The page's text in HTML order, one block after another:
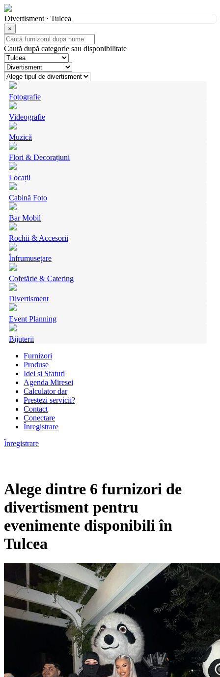
Divertisment · Tulcea
×
Caută după categorie sau disponibilitate
Fotografie
Videografie
Muzică
Flori & Decorațiuni
Locații
Cabină Foto
Bar Mobil
Rochii & Accesorii
Înfrumusețare
Cofetărie & Catering
Divertisment
Event Planning
Bijuterii
Furnizori
Produse
Idei și Sfaturi
Agenda Miresei
Calculator dar
Prestezi servicii?
Contact
Conectare
Înregistrare
Înregistrare
Alege dintre 6 furnizori de
divertisment pentru
evenimente disponibili în
Tulcea